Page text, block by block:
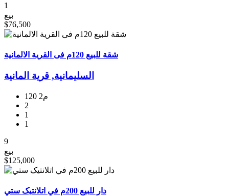
1
بيع
$76,500
شقة للبيع 120م فى القرية الالمانية
السليمانية, قریة المانیة
120 م2
2
1
1
9
بيع
$125,000
دار للبيع 200م في اتلانتیک ستي